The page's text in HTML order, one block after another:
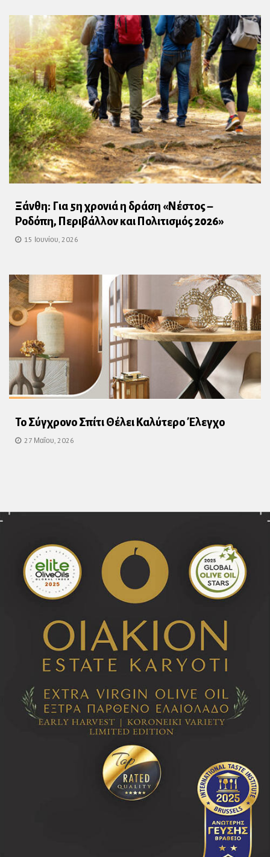
Ξάνθη: Για 5η χρονιά η δράση «Νέστος –
Ροδόπη, Περιβάλλον και Πολιτισμός 2026»
15 Ιουνίου, 2026
Το Σύγχρονο Σπίτι Θέλει Καλύτερο Έλεγχο
27 Μαΐου, 2026